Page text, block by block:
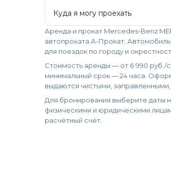
Куда я могу проехать
Аренда и прокат Mercedes-Benz
автопроката А-Прокат.
для поездок по городу и
Стоимость аренды — от 6 990 руб./
минимальный срок — 24 часа.
выдаются чистыми, заправленными,
Для бронирования выберите даты
физическими и юридическими
расчётный счёт.